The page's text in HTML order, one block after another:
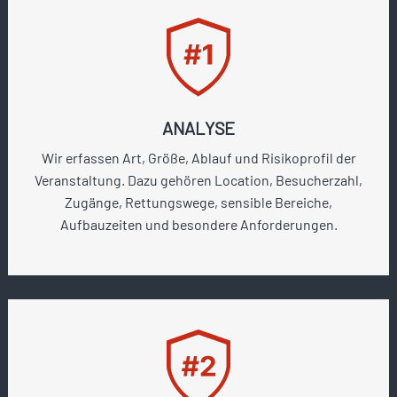
ANALYSE
Wir erfassen Art, Größe, Ablauf und Risikoprofil der
Veranstaltung. Dazu gehören Location, Besucherzahl,
Zugänge, Rettungswege, sensible Bereiche,
Aufbauzeiten und besondere Anforderungen.